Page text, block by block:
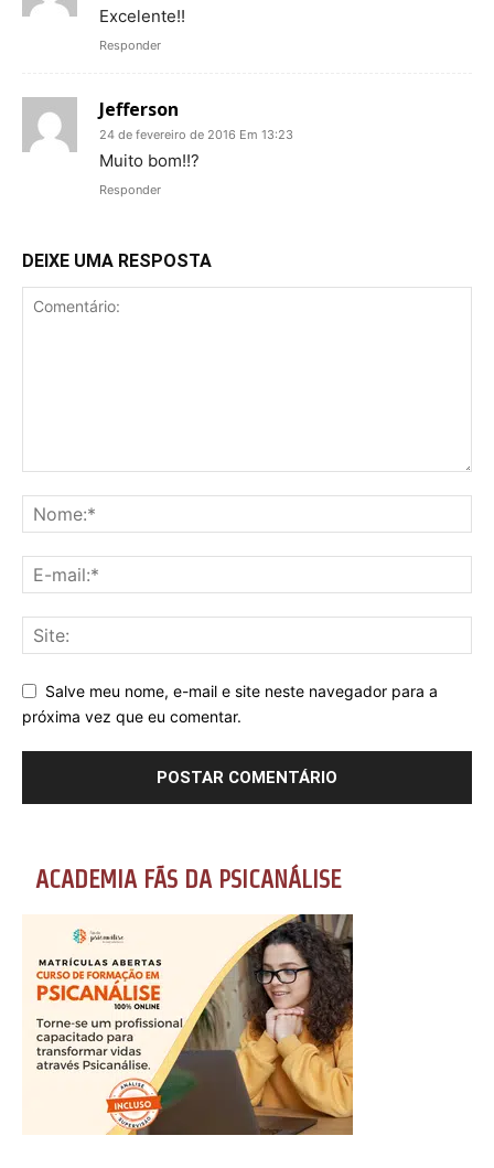
Excelente!!
Responder
Jefferson
24 de fevereiro de 2016 Em 13:23
Muito bom!!?
Responder
DEIXE UMA RESPOSTA
Salve meu nome, e-mail e site neste navegador para a
próxima vez que eu comentar.
ACADEMIA FÃS DA PSICANÁLISE